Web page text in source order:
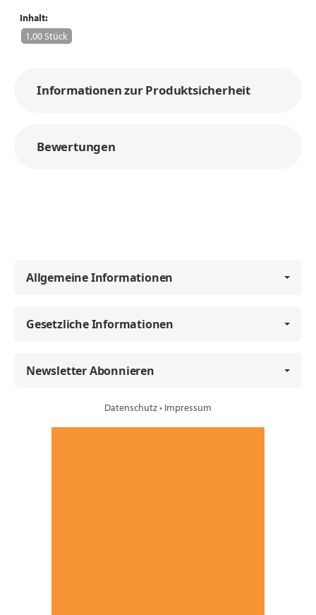
Inhalt:
1,00 Stück
Informationen zur Produktsicherheit
Bewertungen
Allgemeine Informationen
Gesetzliche Informationen
Newsletter Abonnieren
Datenschutz• Impressum